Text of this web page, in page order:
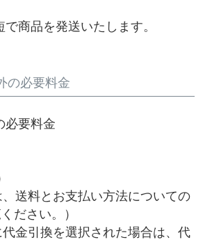
商品を発送いたします。
の必要料金
必要料金
送料とお支払い方法についての
ださい。）
金引換を選択された場合は、代